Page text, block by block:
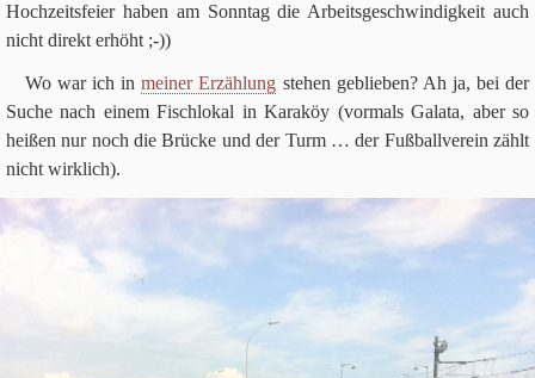
Hoch­zeits­feier haben am Sonn­tag die Arbeits­ge­schwin­dig­keit auch
nicht direkt erhöht ;-))
Wo war ich inmei­ner Erzäh­lung ste­hen geblie­ben? Ah ja, bei der
Suche nach einem Fisch­lo­kal in Kara­köy (vor­mals Galata, aber so
hei­ßen nur noch die Brücke und der Turm … der Fuß­ball­ver­ein zählt
nicht wirk­lich).